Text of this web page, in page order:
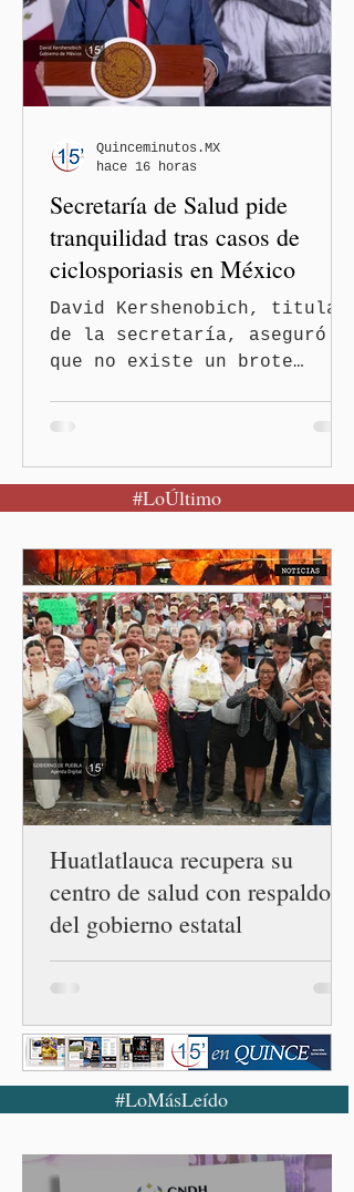
controles migratorios.
Secretaría de Salud pide
tranquilidad tras casos de
ciclosporiasis en México
David Kershenobich, titular
de la secretaría, aseguró
que no existe un brote
secretario de Salud
federal, David Kershenobich
exista un brote activo de
ciclosporiasis en México,
luego del incremento de
casos registrado en Estados
Unidos. Durante la
conferencia matutina en
Palacio Nacional, el
funcionario informó que en
el país únicamente se han
confirmado 33 casos de esta
enferme
Quinceminutos.MX
hace 16 horas
#LoÚltimo
Huatlatlauca recupera su
centro de salud con respaldo
del gobierno estatal
#LoMásLeído